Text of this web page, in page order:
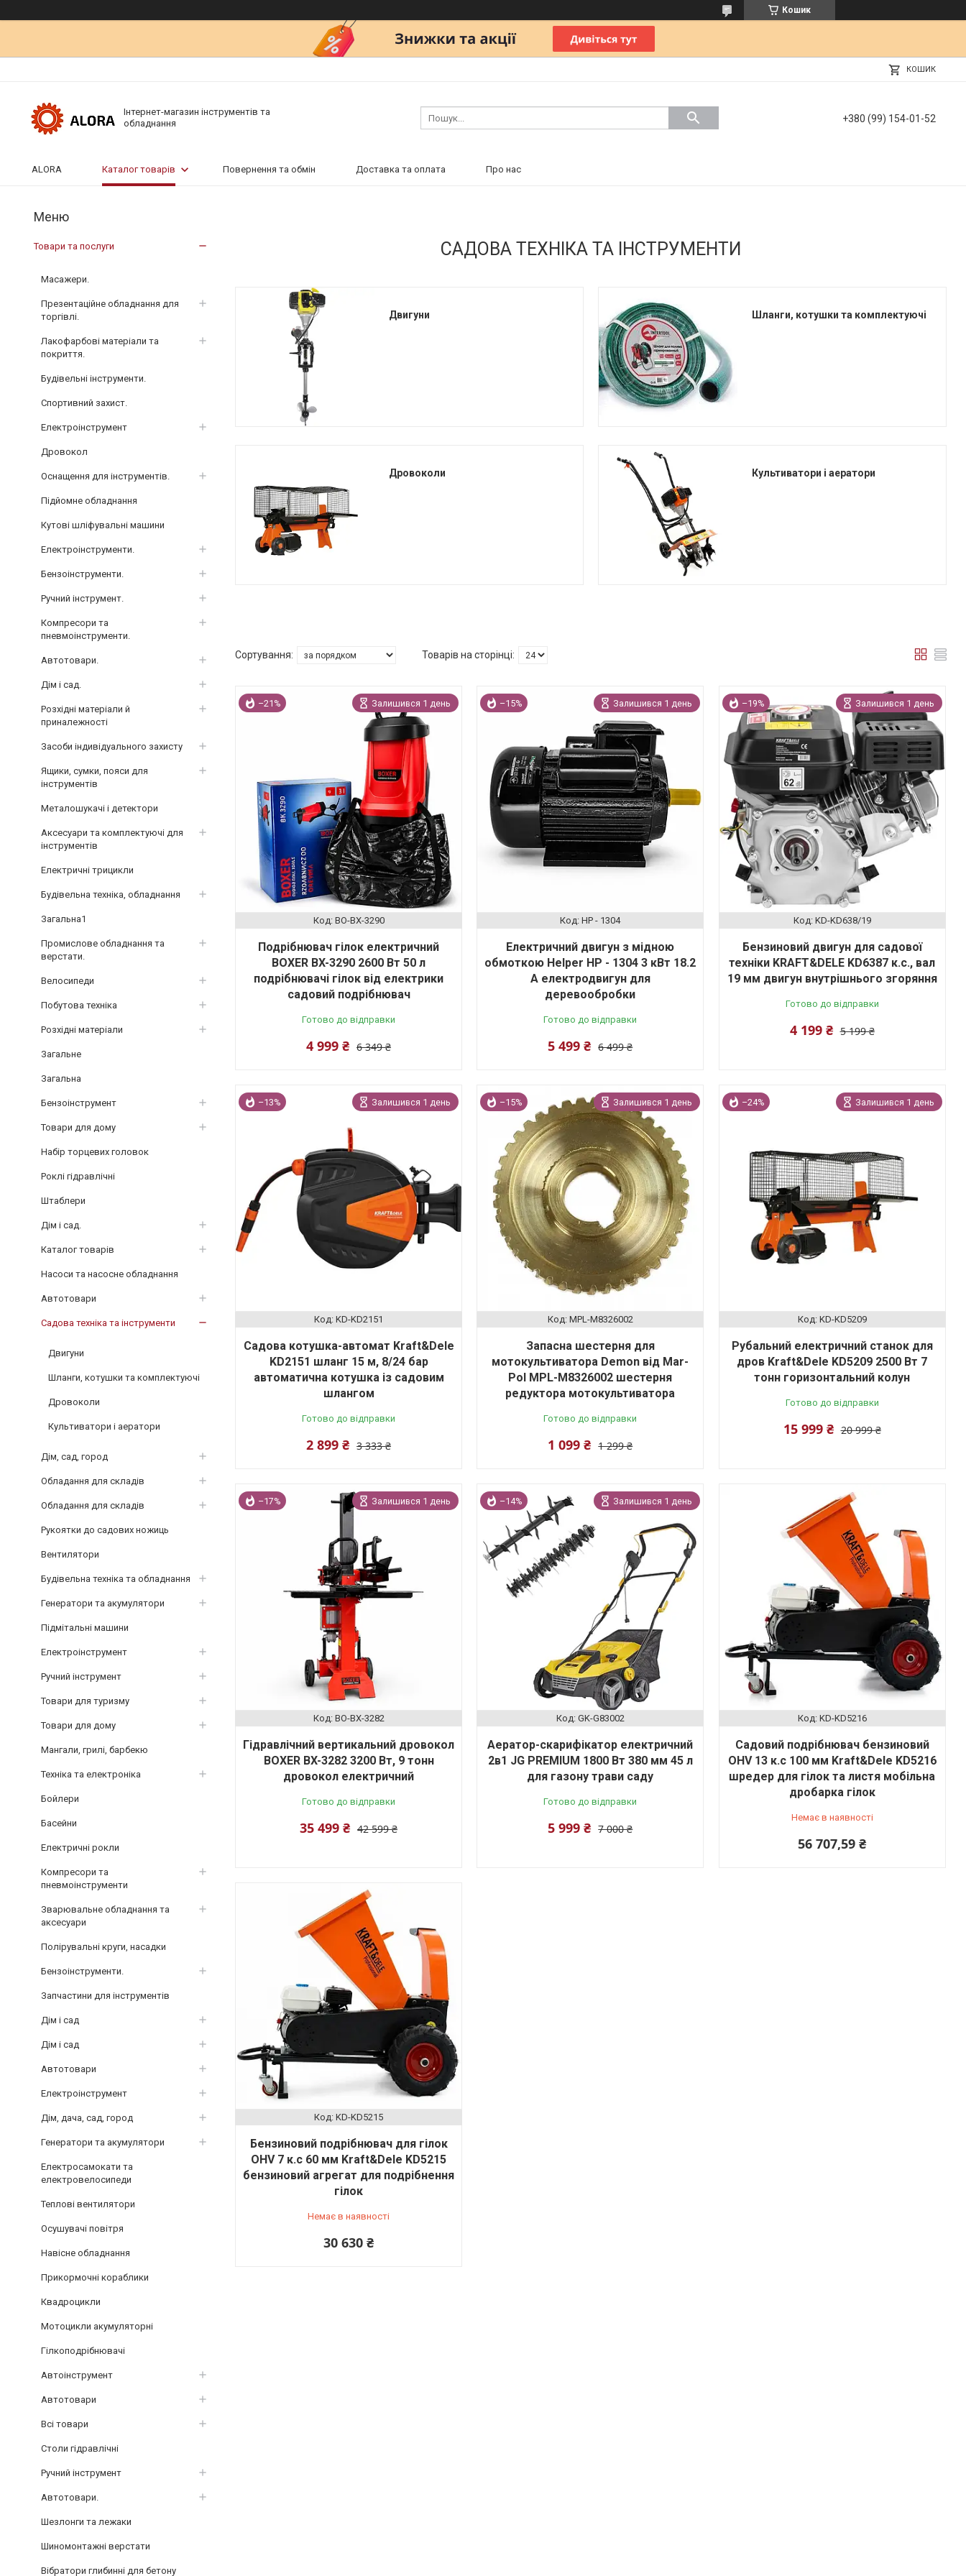
Кошик
КОШИК
Інтернет-магазин інструментів та
обладнання
+380 (99) 154-01-52
ALORA Каталог товарів Повернення та обмін Доставка та оплата Про нас
САДОВА ТЕХНІКА ТА ІНСТРУМЕНТИ
Двигуни Шланги, котушки та комплектуючі
Дровоколи Культиватори і аератори
–21% Залишився 1 день
BO-BX-3290
Подрібнювач гілок електричний
BOXER BX-3290 2600 Вт 50 л
подрібнювачі гілок від електрики
садовий подрібнювач
Готово до відправки
6 349 ₴
4 999 ₴
–15% Залишився 1 день
HP - 1304
Електричний двигун з мідною
обмоткою Helper HP - 1304 3 кВт 18.2
А електродвигун для
деревообробки
Готово до відправки
6 499 ₴
5 499 ₴
–19% Залишився 1 день
KD-KD638/19
Бензиновий двигун для садової
техніки KRAFT&DELE KD6387 к.с., вал
19 мм двигун внутрішнього згоряння
Готово до відправки
5 199 ₴
4 199 ₴
–13% Залишився 1 день
KD-KD2151
Садова котушка-автомат Kraft&Dele
KD2151 шланг 15 м, 8/24 бар
автоматична котушка із садовим
шлангом
Готово до відправки
3 333 ₴
2 899 ₴
–15% Залишився 1 день
MPL-M8326002
Запасна шестерня для
мотокультиватора Demon від Mar-
Pol MPL-M8326002 шестерня
редуктора мотокультиватора
Готово до відправки
1 299 ₴
1 099 ₴
–24% Залишився 1 день
KD-KD5209
Рубальний електричний станок для
дров Kraft&Dele KD5209 2500 Вт 7
тонн горизонтальний колун
Готово до відправки
20 999 ₴
15 999 ₴
–17% Залишився 1 день
BO-BX-3282
Гідравлічний вертикальний дровокол
BOXER BX-3282 3200 Вт, 9 тонн
дровокол електричний
Готово до відправки
42 599 ₴
35 499 ₴
–14% Залишився 1 день
GK-G83002
Аератор-скарифікатор електричний
2в1 JG PREMIUM 1800 Вт 380 мм 45 л
для газону трави саду
Готово до відправки
7 000 ₴
5 999 ₴
KD-KD5216
Садовий подрібнювач бензиновий
OHV 13 к.с 100 мм Kraft&Dele KD5216
шредер для гілок та листя мобільна
дробарка гілок
Немає в наявності
56 707,59 ₴
KD-KD5215
Бензиновий подрібнювач для гілок
OHV 7 к.с 60 мм Kraft&Dele KD5215
бензиновий агрегат для подрібнення
гілок
Немає в наявності
30 630 ₴
Товари та послуги
Масажери.
Презентаційне обладнання для
торгівлі.
Лакофарбові матеріали та
покриття.
Будівельні інструменти.
Спортивний захист.
Електроінструмент
Дровокол
Оснащення для інструментів.
Підйомне обладнання
Кутові шліфувальні машини
Електроінструменти.
Бензоінструменти.
Ручний інструмент.
Компресори та
пневмоінструменти.
Автотовари.
Дім і сад.
Розхідні матеріали й
приналежності
Засоби індивідуального захисту
Ящики, сумки, пояси для
інструментів
Металошукачі і детектори
Аксесуари та комплектуючі для
інструментів
Електричні трицикли
Будівельна техніка, обладнання
Загальна1
Промислове обладнання та
верстати.
Велосипеди
Побутова техніка
Розхідні матеріали
Загальне
Загальна
Бензоінструмент
Товари для дому
Набір торцевих головок
Роклі гідравлічні
Штаблери
Дім і сад.
Каталог товарів
Насоси та насосне обладнання
Автотовари
Садова техніка та інструменти
Двигуни
Шланги, котушки та комплектуючі
Дровоколи
Культиватори і аератори
Дім, сад, город
Обладання для складів
Обладання для складів
Рукоятки до садових ножиць
Вентилятори
Будівельна техніка та обладнання
Генератори та акумулятори
Підмітальні машини
Електроінструмент
Ручний інструмент
Товари для туризму
Товари для дому
Мангали, грилі, барбекю
Техніка та електроніка
Бойлери
Басейни
Електричні рокли
Компресори та
пневмоінструменти
Зварювальне обладнання та
аксесуари
Полірувальні круги, насадки
Бензоінструменти.
Запчастини для інструментів
Дім і сад
Дім і сад
Автотовари
Електроінструмент
Дім, дача, сад, город
Генератори та акумулятори
Електросамокати та
електровелосипеди
Теплові вентилятори
Осушувачі повітря
Навісне обладнання
Прикормочні кораблики
Квадроцикли
Мотоцикли акумуляторні
Гілкоподрібнювачі
Автоінструмент
Автотовари
Всі товари
Столи гідравлічні
Ручний інструмент
Автотовари.
Шезлонги та лежаки
Шиномонтажні верстати
Вібратори глибинні для бетону